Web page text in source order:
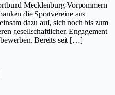
Mecklenburg-Vorpommern
die Sportvereine aus
dazu auf, sich noch bis zum
gesellschaftlichen Engagement
bewerben. Bereits seit […]